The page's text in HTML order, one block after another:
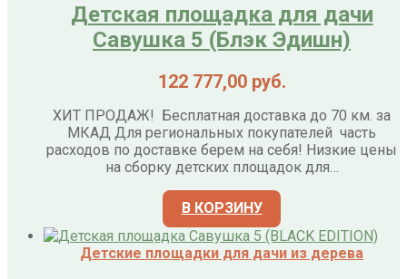
Детская площадка для дачи
Савушка 5 (Блэк Эдишн)
122 777,00 руб.
ХИТ ПРОДАЖ! Бесплатная доставка до 70 км. за
МКАД Для региональных покупателей часть
расходов по доставке берем на себя! Низкие цены
на сборку детских площадок для…
В КОРЗИНУ
Детские площадки для дачи из дерева